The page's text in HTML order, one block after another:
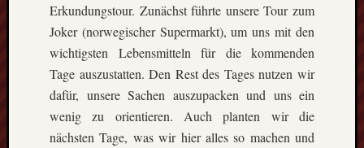
Erkundungstour. Zunächst führte unsere Tour zum
Joker (norwegischer Supermarkt), um uns mit den
wichtigsten Lebensmitteln für die kommenden
Tage auszustatten. Den Rest des Tages nutzen wir
dafür, unsere Sachen auszupacken und uns ein
wenig zu orientieren. Auch planten wir die
nächsten Tage, was wir hier alles so machen und